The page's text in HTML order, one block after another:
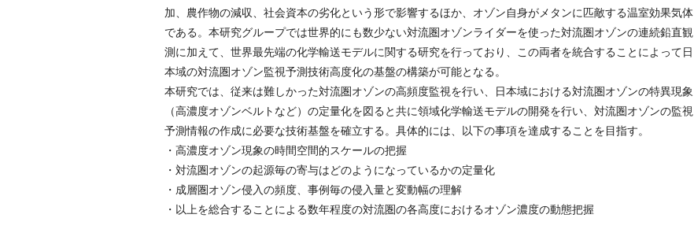
加、農作物の減収、社会資本の劣化という形で影響するほか、オゾン自身がメタンに匹敵する温室効果気体
である。本研究グループでは世界的にも数少ない対流圏オゾンライダーを使った対流圏オゾンの連続鉛直観
測に加えて、世界最先端の化学輸送モデルに関する研究を行っており、この両者を統合することによって日
本域の対流圏オゾン監視予測技術高度化の基盤の構築が可能となる。
本研究では、従来は難しかった対流圏オゾンの高頻度監視を行い、日本域における対流圏オゾンの特異現象
（高濃度オゾンベルトなど）の定量化を図ると共に領域化学輸送モデルの開発を行い、対流圏オゾンの監視
予測情報の作成に必要な技術基盤を確立する。具体的には、以下の事項を達成することを目指す。
・高濃度オゾン現象の時間空間的スケールの把握
・対流圏オゾンの起源毎の寄与はどのようになっているかの定量化
・成層圏オゾン侵入の頻度、事例毎の侵入量と変動幅の理解
・以上を総合することによる数年程度の対流圏の各高度におけるオゾン濃度の動態把握